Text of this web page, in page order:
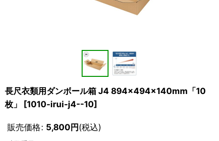
長尺衣類用ダンボール箱 J4 894×494×140mm「10
枚」
[1010-irui-j4--10]
販売価格: 5,800円(税込)